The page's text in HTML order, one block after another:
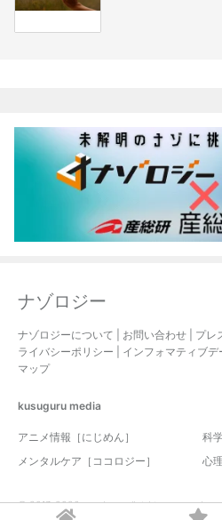
ナゾロジー
ナゾロジーについて お問い合わせ プレ
ライバシーポリシー
インフォマティブデ
マップ
kusuguru media
アニメ情報［にじめん］
科
メンタルケア［ココロジー］
心
© 2017-2026 nazology. all rights reserved.